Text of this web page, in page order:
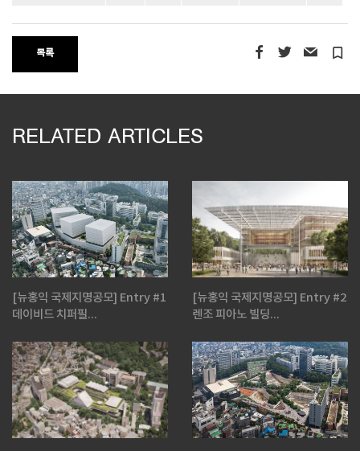
목록 turned_in_not
RELATED ARTICLES
[뉴홍익 국제지명공모] Entry #1
데이비드 치퍼필...
[뉴홍익 국제지명공모] Entry #2
렌조 피아노 빌딩...